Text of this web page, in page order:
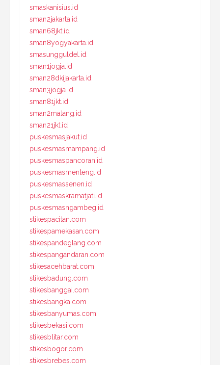
smaskanisius.id
sman2jakarta.id
sman68jkt.id
sman8yogyakarta.id
smasungguldel.id
sman1jogja.id
sman28dkijakarta.id
sman3jogja.id
sman81jkt.id
sman2malang.id
sman21jkt.id
puskesmasjakut.id
puskesmasmampang.id
puskesmaspancoran.id
puskesmasmenteng.id
puskesmassenen.id
puskesmaskramatjati.id
puskesmasngambeg.id
stikespacitan.com
stikespamekasan.com
stikespandeglang.com
stikespangandaran.com
stikesacehbarat.com
stikesbadung.com
stikesbanggai.com
stikesbangka.com
stikesbanyumas.com
stikesbekasi.com
stikesblitar.com
stikesbogor.com
stikesbrebes.com